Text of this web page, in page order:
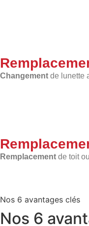
Changement de lunette
Remplacement de toit
Nos 6 avantages clés
Nos 6